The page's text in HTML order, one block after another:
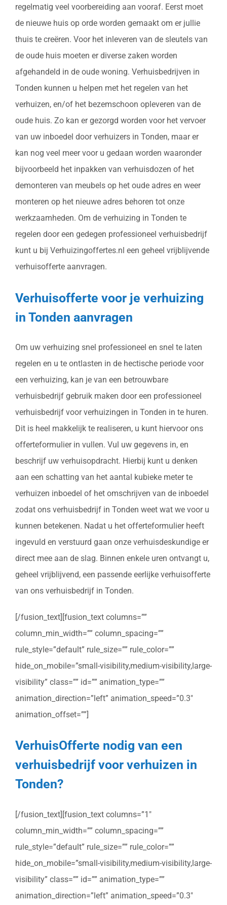
regelmatig veel voorbereiding aan vooraf. Eerst moet
de nieuwe huis op orde worden gemaakt om er jullie
thuis te creëren. Voor het inleveren van de sleutels van
de oude huis moeten er diverse zaken worden
afgehandeld in de oude woning. Verhuisbedrijven in
Tonden kunnen u helpen met het regelen van het
verhuizen, en/of het bezemschoon opleveren van de
oude huis. Zo kan er gezorgd worden voor het vervoer
van uw inboedel door verhuizers in Tonden, maar er
kan nog veel meer voor u gedaan worden waaronder
bijvoorbeeld het inpakken van verhuisdozen of het
demonteren van meubels op het oude adres en weer
monteren op het nieuwe adres behoren tot onze
werkzaamheden. Om de verhuizing in Tonden te
regelen door een gedegen professioneel verhuisbedrijf
kunt u bij Verhuizingoffertes.nl een geheel vrijblijvende
verhuisofferte aanvragen.
Verhuisofferte voor je verhuizing
in Tonden aanvragen
Om uw verhuizing snel professioneel en snel te laten
regelen en u te ontlasten in de hectische periode voor
een verhuizing, kan je van een betrouwbare
verhuisbedrijf gebruik maken door een professioneel
verhuisbedrijf voor verhuizingen in Tonden in te huren.
Dit is heel makkelijk te realiseren, u kunt hiervoor ons
offerteformulier in vullen. Vul uw gegevens in, en
beschrijf uw verhuisopdracht. Hierbij kunt u denken
aan een schatting van het aantal kubieke meter te
verhuizen inboedel of het omschrijven van de inboedel
zodat ons verhuisbedrijf in Tonden weet wat we voor u
kunnen betekenen. Nadat u het offerteformulier heeft
ingevuld en verstuurd gaan onze verhuisdeskundige er
direct mee aan de slag. Binnen enkele uren ontvangt u,
geheel vrijblijvend, een passende eerlijke verhuisofferte
van ons verhuisbedrijf in Tonden.
[/fusion_text][fusion_text columns=””
column_min_width=”” column_spacing=””
rule_style=”default” rule_size=”” rule_color=””
hide_on_mobile=”small-visibility,medium-visibility,large-
visibility” class=”” id=”” animation_type=””
animation_direction=”left” animation_speed=”0.3″
animation_offset=””]
VerhuisOfferte nodig van een
verhuisbedrijf voor verhuizen in
Tonden?
[/fusion_text][fusion_text columns=”1″
column_min_width=”” column_spacing=””
rule_style=”default” rule_size=”” rule_color=””
hide_on_mobile=”small-visibility,medium-visibility,large-
visibility” class=”” id=”” animation_type=””
animation_direction=”left” animation_speed=”0.3″